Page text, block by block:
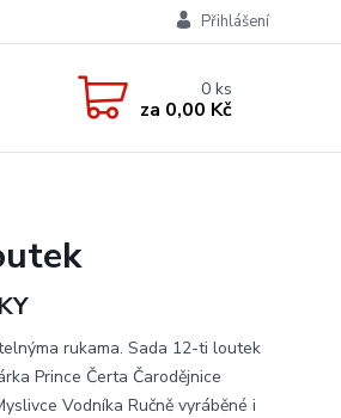
Přihlášení
0ks
za 0,00 Kč
rukama. Sada 12-ti loutek
Prince Čerta Čarodějnice
Vodníka Ručně vyráběné i